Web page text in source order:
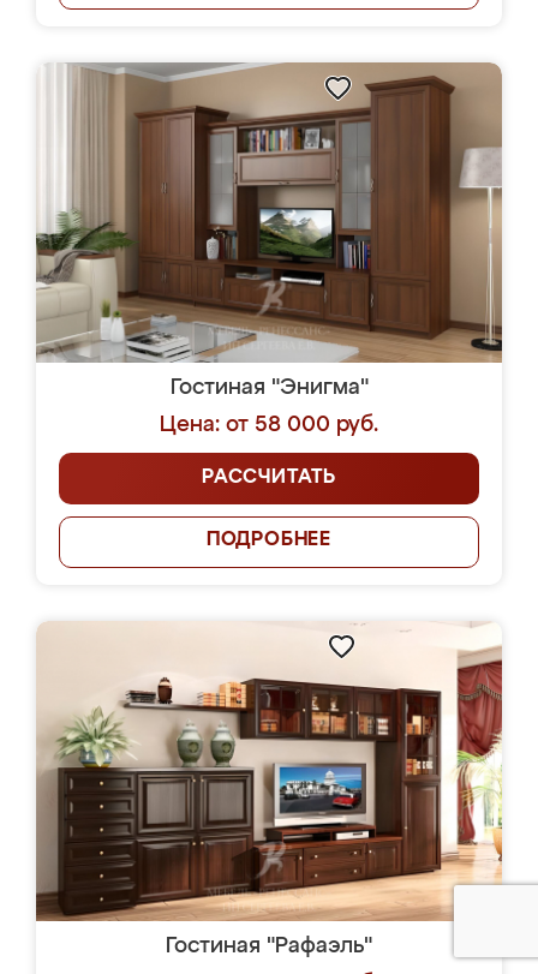
Гостиная "Энигма"
Цена: от 58 000 руб.
РАССЧИТАТЬ
ПОДРОБНЕЕ
Гостиная "Рафаэль"